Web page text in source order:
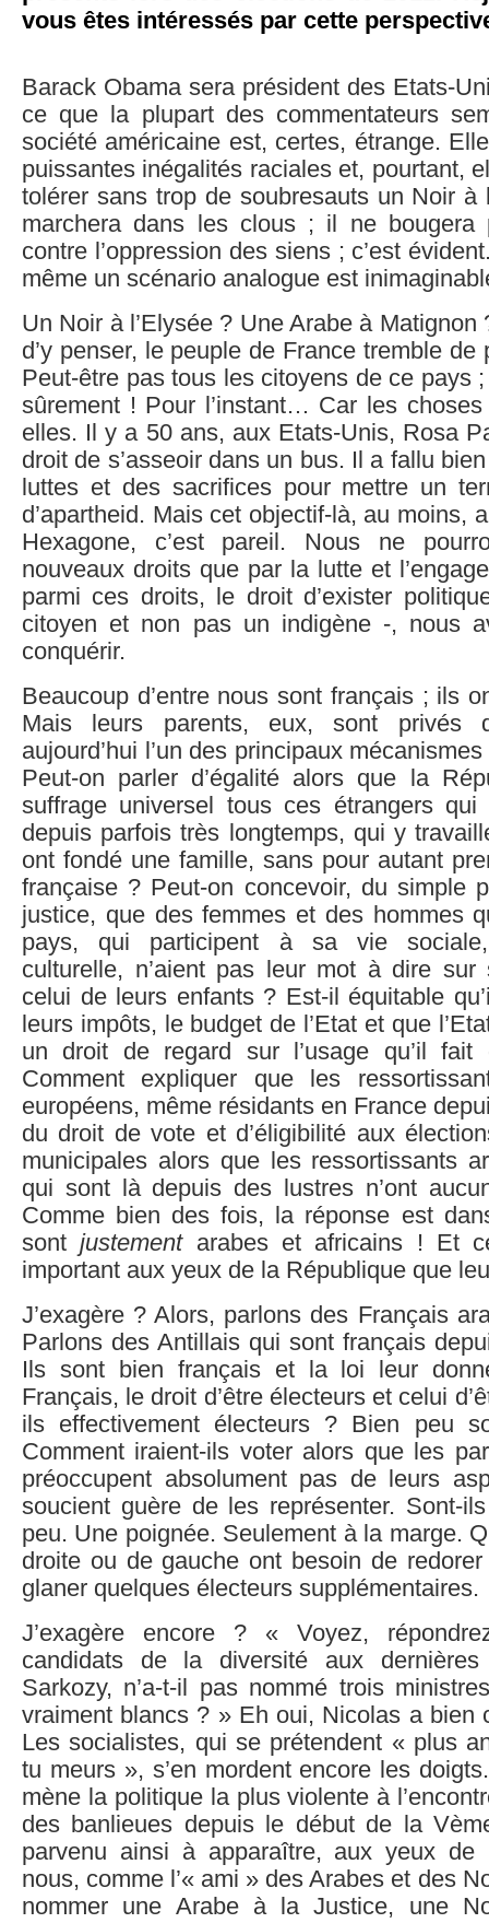
vous êtes intéressés par cette
Barack Obama sera président des Etats-
ce que la plupart des commentateurs
société américaine est, certes, étrange.
puissantes inégalités raciales et, pourtant,
tolérer sans trop de soubresauts un Noir à
marchera dans les clous ; il ne bougera
contre l’oppression des siens ; c’est
même un scénario analogue est
Un Noir à l’Elysée ? Une Arabe à
d’y penser, le peuple de France tremble de
Peut-être pas tous les citoyens de ce pays
sûrement ! Pour l’instant… Car les choses
elles. Il y a 50 ans, aux Etats-Unis, Rosa
droit de s’asseoir dans un bus. Il a fallu
luttes et des sacrifices pour mettre un
d’apartheid. Mais cet objectif-là, au moins,
Hexagone, c’est pareil. Nous ne
nouveaux droits que par la lutte et
parmi ces droits, le droit d’exister
citoyen et non pas un indigène -, nous
conquérir.
Beaucoup d’entre nous sont français ; ils
Mais leurs parents, eux, sont privés
aujourd’hui l’un des principaux
Peut-on parler d’égalité alors que la
suffrage universel tous ces étrangers
depuis parfois très longtemps, qui y
ont fondé une famille, sans pour autant
française ? Peut-on concevoir, du simple
justice, que des femmes et des hommes
pays, qui participent à sa vie
culturelle, n’aient pas leur mot à dire
celui de leurs enfants ? Est-il équitable
leurs impôts, le budget de l’Etat et que
un droit de regard sur l’usage qu’il
Comment expliquer que les
européens, même résidants en France
du droit de vote et d’éligibilité aux
municipales alors que les ressortissants
qui sont là depuis des lustres n’ont
Comme bien des fois, la réponse est
sontjustementarabes et africains ! Et
important aux yeux de la République que
J’exagère ? Alors, parlons des Français
Parlons des Antillais qui sont français
Ils sont bien français et la loi leur
Français, le droit d’être électeurs et celui
ils effectivement électeurs ? Bien peu
Comment iraient-ils voter alors que les
préoccupent absolument pas de leurs
soucient guère de les représenter. Sont-
peu. Une poignée. Seulement à la marge.
droite ou de gauche ont besoin de
glaner quelques électeurs supplémentaires.
J’exagère encore ? « Voyez,
candidats de la diversité aux
Sarkozy, n’a-t-il pas nommé trois
vraiment blancs ? » Eh oui, Nicolas a bien
Les socialistes, qui se prétendent « plus
tu meurs », s’en mordent encore les
mène la politique la plus violente à
des banlieues depuis le début de la
parvenu ainsi à apparaître, aux yeux de
nous, comme l’« ami » des Arabes et des
nommer une Arabe à la Justice, une